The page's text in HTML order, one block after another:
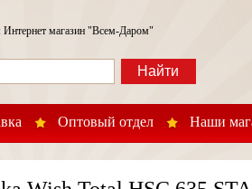
Оптовый отдел Наши
магазин "Всем-Даром"
Найти